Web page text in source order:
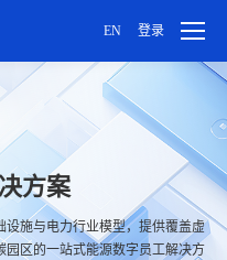
EN 登录
用户设置
密码设置
账号注销
方案
设施与电力行业模型，提供覆盖虚
区的一站式能源数字员工解决方